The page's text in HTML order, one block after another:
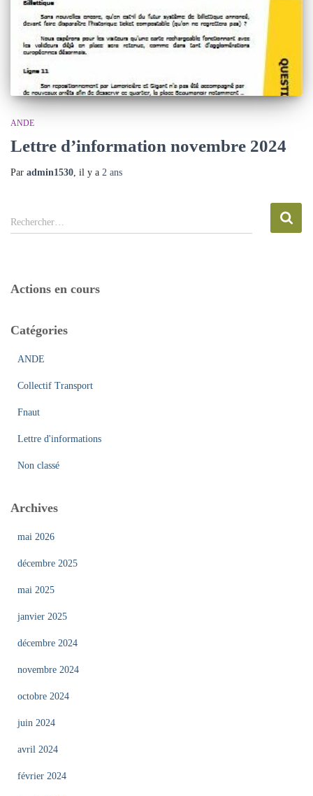
ANDE
Lettre d’information novembre 2024
Par admin1530 , il y a 2 ans
e
r
Rechercher…
Actions en cours
Catégories
ANDE
Collectif Transport
Fnaut
Lettre d'informations
Non classé
Archives
mai 2026
décembre 2025
mai 2025
janvier 2025
décembre 2024
novembre 2024
octobre 2024
juin 2024
avril 2024
février 2024